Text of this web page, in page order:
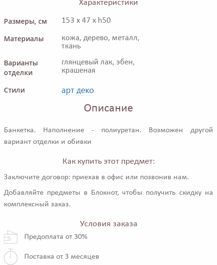
Характеристики
Размеры, см
153 x 47 x h50
Материалы
кожа, дерево, металл,
ткань
Варианты
отделки
глянцевый лак, эбен,
крашеная
Стили арт деко
Описание
Банкетка. Наполнение - полиуретан. Возможен другой
вариант отделки и обивки
Как купить этот предмет:
Заключите договор: приехав в офис или позвонив нам.
Добавляйте предметы в Блокнот, чтобы получить скидку на
комплексный заказ.
Условия заказа
Предоплата от 30%
Поставка от 3 месяцев